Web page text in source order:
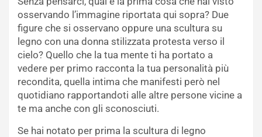
osservando l’immagine riportata qui sopra? Due
figure che si osservano oppure una scultura su
legno con una donna stilizzata protesta verso il
cielo? Quello che la tua mente ti ha portato a
vedere per primo racconta la tua personalità più
recondita, quella intima che manifesti però nel
quotidiano rapportandoti alle altre persone vicine a
te ma anche con gli sconosciuti.
Se hai notato per prima la scultura di legno